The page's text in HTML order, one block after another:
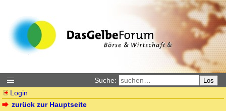
Suche: Los
Login
zurück zur Hauptseite